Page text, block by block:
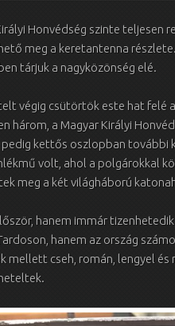
Honvédség szinte teljesen
meg a keretantenna
tárjuk a nagyközönség elé.
végig csütörtök este hat felé
három, a Magyar Királyi
kettős oszlopban további
volt, ahol a polgárokkal
meg a két világháború
hanem immár
hanem az ország
mellett cseh, román, lengyel